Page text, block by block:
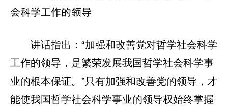
会科学工作的领导
讲话指出：“加强和改善党对哲学社会科学
工作的领导，是繁荣发展我国哲学社会科学事
业的根本保证。”只有加强和改善党的领导，才
能使我国哲学社会科学事业的领导权始终掌握